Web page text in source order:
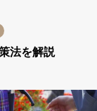
法を解説